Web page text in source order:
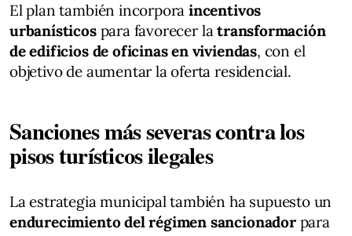
El plan también incorporaincentivos
urbanísticospara favorecer latransformación
de edificios de oficinas en viviendas, con el
objetivo de aumentar la oferta residencial.
Sanciones más severas contra los
pisos turísticos ilegales
La estrategia municipal también ha supuesto un
endurecimiento del régimen sancionadorpara